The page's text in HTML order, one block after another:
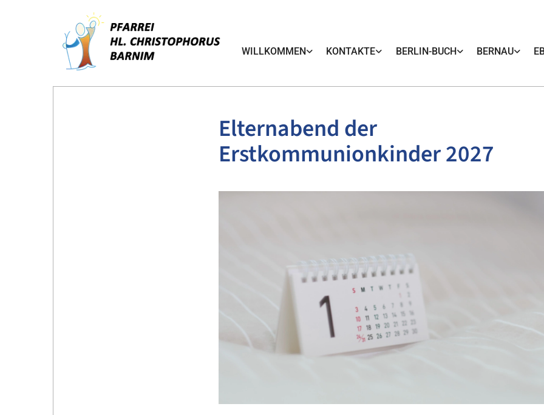
WILLKOMMEN KONTAKTE BERLIN-BUCH BERNAU
Elternabend der
Erstkommunionkinder 2027